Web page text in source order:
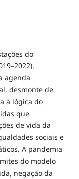
do
agenda
desmonte de
à lógica do
que
de vida da
sociais e
A pandemia
do modelo
negação da